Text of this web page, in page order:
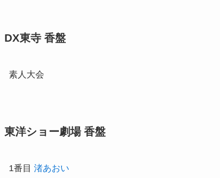
DX東寺 香盤
素人大会
東洋ショー劇場 香盤
1番目 渚あおい